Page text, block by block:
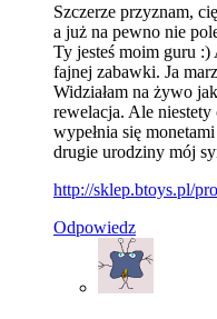
Szczerze przyznam,
a już na pewno nie
Ty jesteś moim guru
fajnej zabawki. Ja
Widziałam na żywo
rewelacja. Ale
wypełnia się
drugie urodziny mój
http://sklep.btoys.pl/
Odpowiedz